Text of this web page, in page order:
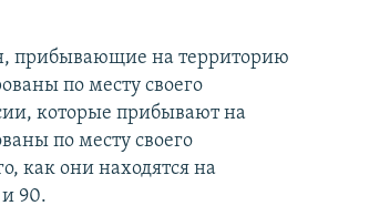
прибывающие на территорию
по месту своего
которые прибывают на
по месту своего
как они находятся на
90.